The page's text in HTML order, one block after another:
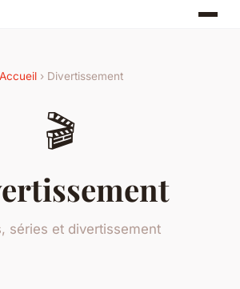
Accueil› Divertissement
🎬
séries et divertissement